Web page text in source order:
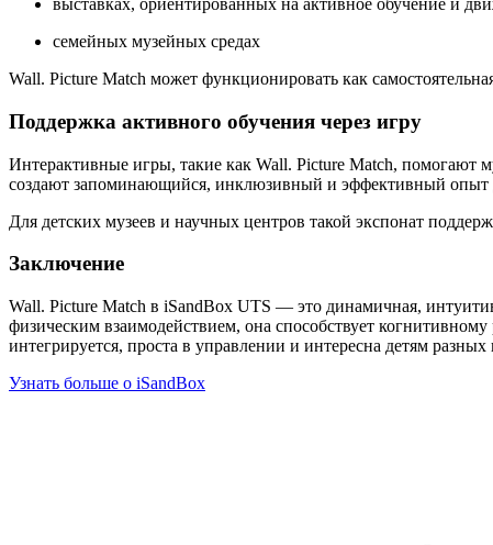
выставках, ориентированных на активное обучение и
семейных музейных средах
Wall. Picture Match может функционировать как
Поддержка активного обучения через игру
Интерактивные игры, такие как Wall. Picture Match, помогают
создают запоминающийся, инклюзивный и эффективный опыт
Для детских музеев и научных центров такой экспонат
Заключение
Wall. Picture Match в iSandBox UTS — это динамичная,
физическим взаимодействием, она способствует
интегрируется, проста в управлении и интересна детям разных
Узнать больше о iSandBox